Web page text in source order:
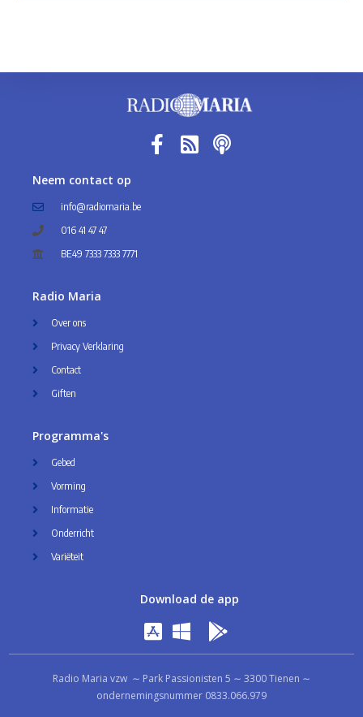
Neem contact op
info@radiomaria.be
016 41 47 47
BE49 7333 7333 7771
Radio Maria
Over ons
Privacy Verklaring
Contact
Giften
Programma's
Gebed
Vorming
Informatie
Onderricht
Variëteit
Download de app
Radio Maria vzw ∼ Park Passionisten 5 ∼ 3300 Tienen ∼
ondernemingsnummer 0833.066.979